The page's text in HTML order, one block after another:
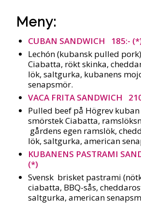
Meny:
CUBAN SANDWICH 185:-
Lechón (kubansk pulled
Ciabatta, rökt skinka,
lök, saltgurka, kubanens
senapsmör.
VACA FRITA SANDWICH
Pulled beef på Högrev
smörstek Ciabatta,
gårdens egen ramslök,
lök, saltgurka, american
KUBANENS PASTRAMI
(*)
Svensk brisket pastrami
ciabatta, BBQ-sås,
saltgurka, american